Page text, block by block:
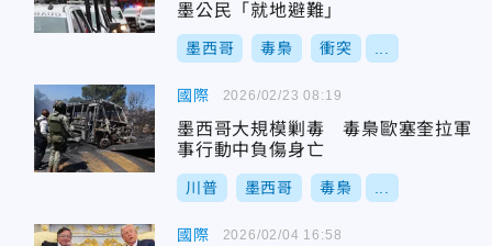
墨公民「就地避難」
墨西哥 毒梟 衝突
國際
墨西哥大規模剿毒 毒梟歐塞奎拉軍
事行動中負傷身亡
川普 墨西哥 毒梟
2026/02/23 08:19
國際 2026/02/04 16:58